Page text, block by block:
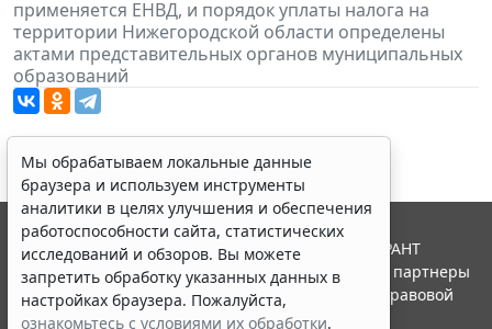
применяется ЕНВД, и порядок уплаты налога на
территории Нижегородской области определены
актами представительных органов муниципальных
образований
Мы обрабатываем локальные данные
браузера и используем инструменты
аналитики в целях улучшения и обеспечения
работоспособности сайта, статистических
исследований и обзоров. Вы можете
запретить обработку указанных данных в
настройках браузера. Пожалуйста,
ознакомьтесь с условиями их обработки.
© ООО "НПП "ГАРАНТ-СЕРВИС", 2026. Система ГАРАНТ
выпускается с 1990 года. Компания "Гарант" и ее партнеры
являются участниками Российской ассоциации правовой
информации ГАРАНТ.